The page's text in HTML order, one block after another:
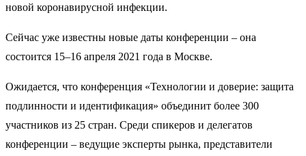
новой коронавирусной инфекции.
Сейчас уже известны новые даты конференции – она
состоится 15–16 апреля 2021 года в Москве.
Ожидается, что конференция «Технологии и доверие: защита
подлинности и идентификация» объединит более 300
участников из 25 стран. Среди спикеров и делегатов
конференции – ведущие эксперты рынка, представители